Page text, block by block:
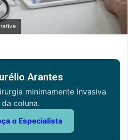
Arantes
minimamente invasiva
da coluna.
o Especialista